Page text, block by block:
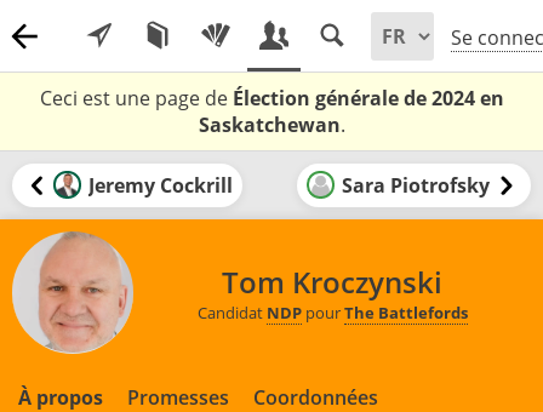
Se
Ceci est une page de Élection générale de 2024 en
Saskatchewan.
Jeremy Cockrill Sara Piotrofsky
Tom Kroczynski
Candidat NDPpourThe Battlefords
À propos Promesses Coordonnées